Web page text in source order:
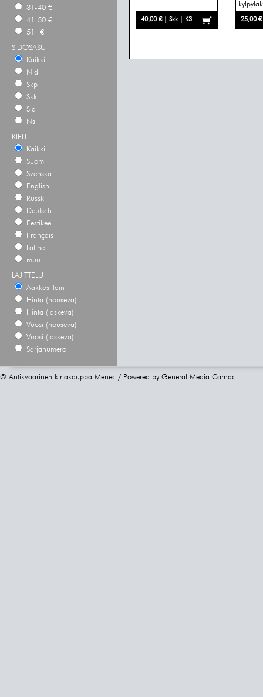
31-40 €
41-50 €
51- €
SIDOSASU
Kaikki
Nid
Skp
Skk
Sid
Ns
KIELI
Kaikki
Suomi
Svenska
English
Russki
Deutsch
Eestikeel
Français
Latine
muu
LAJITTELU
Aakkosittain
Hinta (nouseva)
Hinta (laskeva)
Vuosi (nouseva)
Vuosi (laskeva)
Sarjanumero
40,00 € | Skk | K3 25,00
© Antikvaarinen kirjakauppa Menec / Powered by General Media Carnac